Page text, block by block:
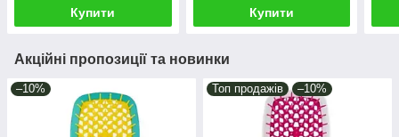
Купити Купити
Акційні пропозиції та новинки
–10% Топ продажів –10%